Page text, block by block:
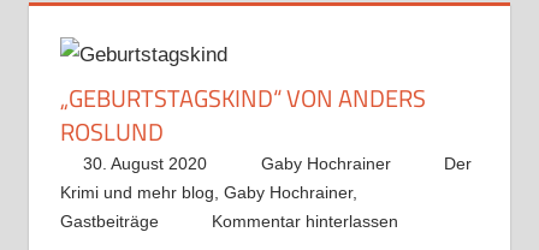
„GEBURTSTAGSKIND“ VON ANDERS
ROSLUND
30. August 2020 Gaby Hochrainer
Der
Krimi und mehr blog, Gaby Hochrainer,
Gastbeiträge
Kommentar hinterlassen